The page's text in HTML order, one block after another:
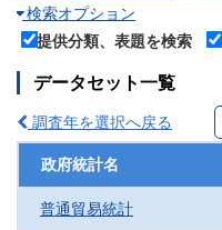
検索オプション
提供分類、表題を検索
データセット一覧
調査年を選択へ戻る
政府統計名
普通貿易統計